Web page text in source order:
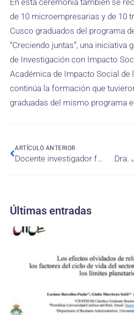
de 10 microempresarias y de 10
Cusco graduados del programa
“Creciendo juntas”, una iniciativa
de Investigación con Impacto
Académica de Impacto Social de
continúa la formación que
graduadas del mismo programa
ARTÍCULO ANTERIOR
Docente investigador fue invitado para presentar una investigación en el Acto Académico Internacional de la Real Academia de Ciencias Económicas y Financieras (RACEF)
Últimas entradas